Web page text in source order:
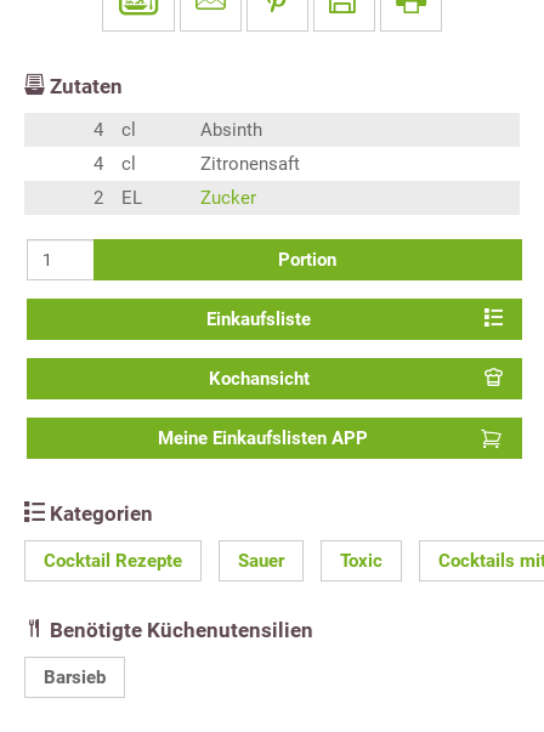
Zutaten
4 cl
Absinth
4
cl
Zitronensaft
2
EL Zucker
Portion
Einkaufsliste
Kochansicht
Meine Einkaufslisten APP
Kategorien
Cocktail Rezepte Sauer Toxic Cocktails
Benötigte Küchenutensilien
Barsieb